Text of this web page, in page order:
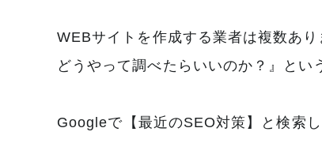
WEBサイトを作成する業者は複数あ
どうやって調べたらいいのか？』とい
Googleで【最近のSEO対策】と検索